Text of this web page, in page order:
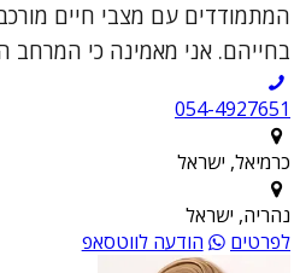
המתמודדים עם מצבי חיים
בחייהם. אני מאמינה כי המרחב
054-4927651
כרמיאל, ישראל
נהריה, ישראל
לפרטים
הודעה לווטסאפ